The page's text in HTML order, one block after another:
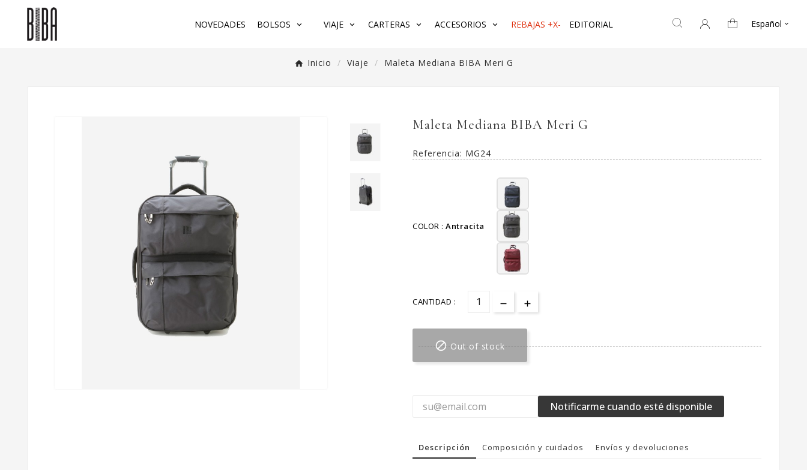
NOVEDADES BOLSOS VIAJE CARTERAS ACCESORIOS REBAJAS +X- EDITORIAL Español 
Inicio Viaje Maleta Mediana BIBA Meri G
Maleta Mediana BIBA Meri G
Referencia: MG24
COLOR : Antracita
CANTIDAD :
 Out of stock
Notificarme cuando esté disponible
Descripción Composición y cuidados Envíos y devoluciones